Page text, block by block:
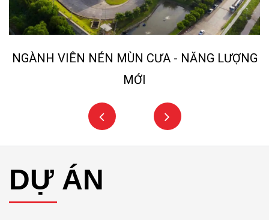
NGÀNH VIÊN NÉN MÙN CƯA - NĂNG LƯỢNG
MỚI
DỰ ÁN